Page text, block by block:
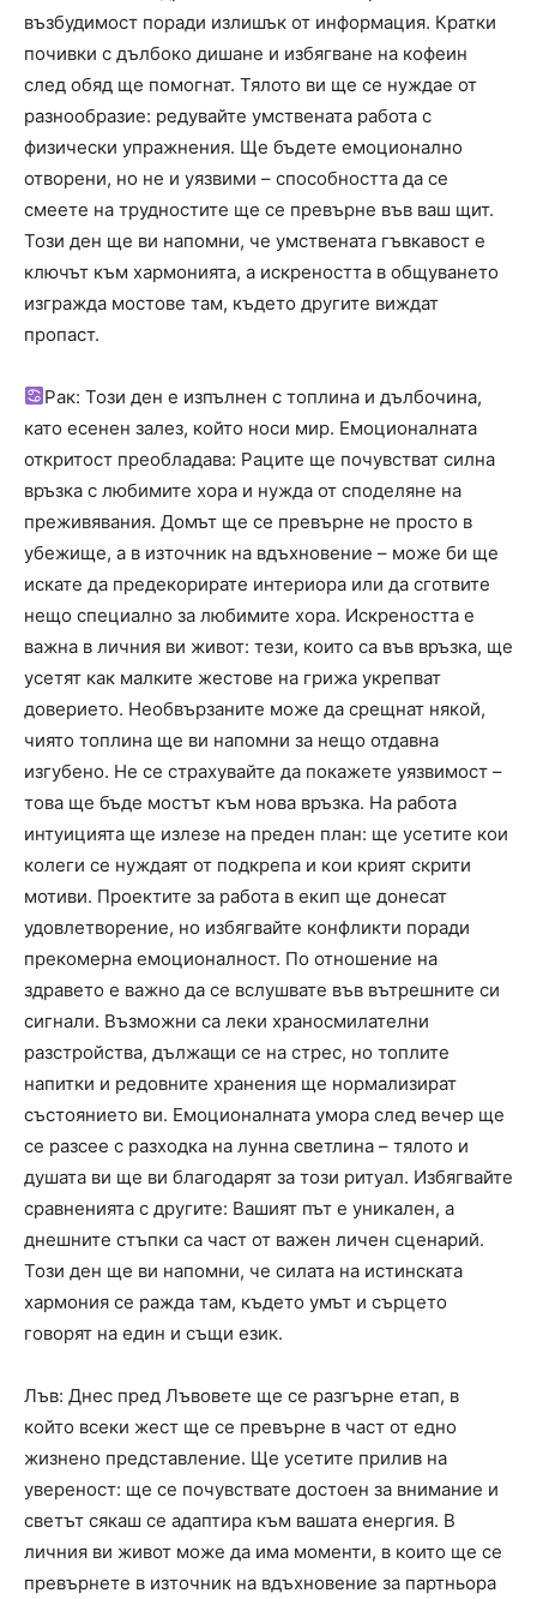
възбудимост поради излишък от информация. Кратки
почивки с дълбоко дишане и избягване на кофеин
след обяд ще помогнат. Тялото ви ще се нуждае от
разнообразие: редувайте умствената работа с
физически упражнения. Ще бъдете емоционално
отворени, но не и уязвими – способността да се
смеете на трудностите ще се превърне във ваш щит.
Този ден ще ви напомни, че умствената гъвкавост е
ключът към хармонията, а искреността в общуването
изгражда мостове там, където другите виждат
пропаст.
Рак: Този ден е изпълнен с топлина и дълбочина,
като есенен залез, който носи мир. Емоционалната
откритост преобладава: Раците ще почувстват силна
връзка с любимите хора и нужда от споделяне на
преживявания. Домът ще се превърне не просто в
убежище, а в източник на вдъхновение – може би ще
искате да предекорирате интериора или да сготвите
нещо специално за любимите хора. Искреността е
важна в личния ви живот: тези, които са във връзка, ще
усетят как малките жестове на грижа укрепват
доверието. Необвързаните може да срещнат някой,
чиято топлина ще ви напомни за нещо отдавна
изгубено. Не се страхувайте да покажете уязвимост –
това ще бъде мостът към нова връзка. На работа
интуицията ще излезе на преден план: ще усетите кои
колеги се нуждаят от подкрепа и кои крият скрити
мотиви. Проектите за работа в екип ще донесат
удовлетворение, но избягвайте конфликти поради
прекомерна емоционалност. По отношение на
здравето е важно да се вслушвате във вътрешните си
сигнали. Възможни са леки храносмилателни
разстройства, дължащи се на стрес, но топлите
напитки и редовните хранения ще нормализират
състоянието ви. Емоционалната умора след вечер ще
се разсее с разходка на лунна светлина – тялото и
душата ви ще ви благодарят за този ритуал. Избягвайте
сравненията с другите: Вашият път е уникален, а
днешните стъпки са част от важен личен сценарий.
Този ден ще ви напомни, че силата на истинската
хармония се ражда там, където умът и сърцето
говорят на един и същи език.
Лъв: Днес пред Лъвовете ще се разгърне етап, в
който всеки жест ще се превърне в част от едно
жизнено представление. Ще усетите прилив на
увереност: ще се почувствате достоен за внимание и
светът сякаш се адаптира към вашата енергия. В
личния ви живот може да има моменти, в които ще се
превърнете в източник на вдъхновение за партньора